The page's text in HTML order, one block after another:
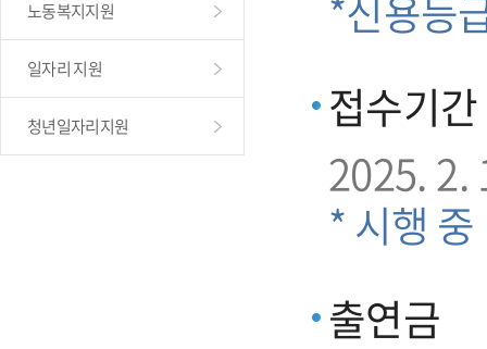
노동복지지원
일자리 지원
청년일자리지원
접수기간
2025. 2.
* 시행 중
출연금